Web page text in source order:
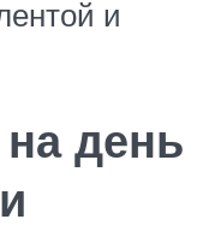
и
день